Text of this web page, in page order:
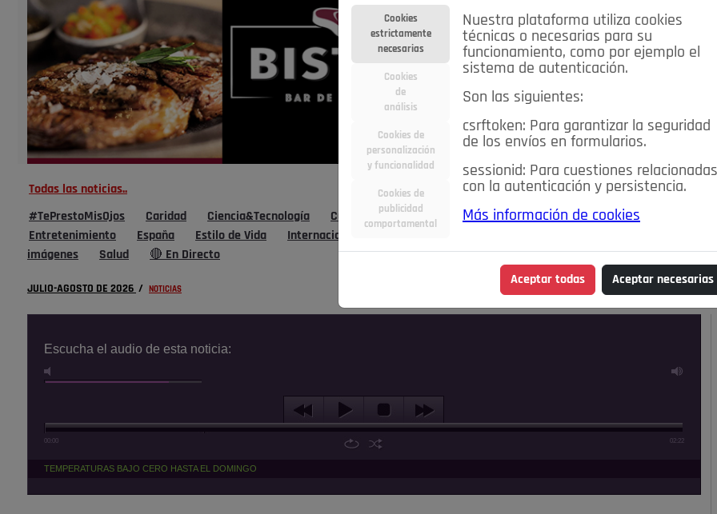
Todas las noticias..
#TePrestoMisOjos Caridad Ciencia&Tecnología Cultura Deportes Economía
Educación
Entretenimiento
España Estilo de Vida Internacional
imágenes
Salud 🔴 En Directo
JULIO-AGOSTO DE 2026 / NOTICIAS
Escucha el audio de esta noticia:
00:00 02:22
TEMPERATURAS BAJO CERO HASTA EL DOMINGO
Cookies
estrictamente
necesarias
Cookies
de
análisis
Cookies de
personalización
y funcionalidad
Cookies de
publicidad
comportamental
Nuestra plataforma utiliza cookies
técnicas o necesarias para su
funcionamiento, como por ejemplo el
sistema de autenticación.
Son las siguientes:
csrftoken: Para garantizar la seguridad
de los envíos en formularios.
sessionid: Para cuestiones relacionadas
con la autenticación y persistencia.
Más información de cookies
Aceptar todas Aceptar necesarias